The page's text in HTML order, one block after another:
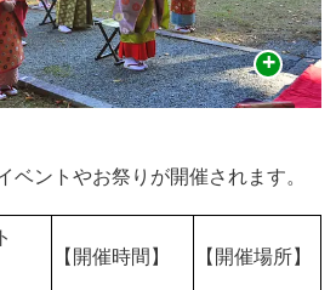
ントやお祭りが開催されます。
【開催時間】 【開催場所】